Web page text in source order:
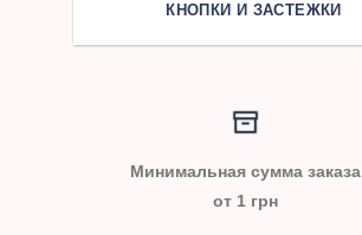
КНОПКИ И ЗАСТЕЖКИ
Минимальная сумма заказа
от 1 грн